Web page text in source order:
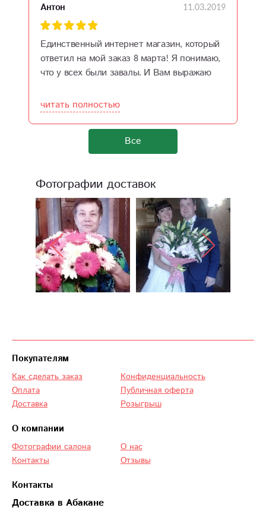
Антон 11.03.2019
Единственный интернет магазин, который
ответил на мой заказ 8 марта! Я понимаю,
что у всех были завалы. И Вам выражаю
без букета мою любимую жену
читать полностью
Все
Фотографии доставок
Контакты
Доставка в Абакане
Покупателям
Как сделать заказ
Оплата
Доставка
Конфиденциальность
Публичная оферта
Розыгрыш
О компании
Фотографии салона
Контакты
О нас
Отзывы